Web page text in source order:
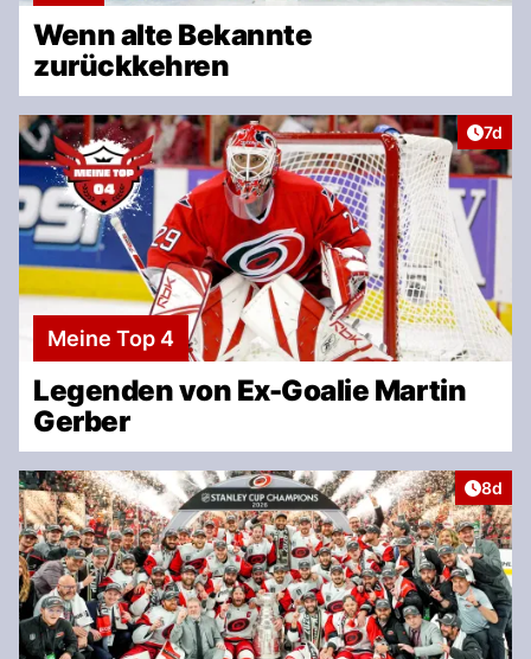
Wenn alte Bekannte
zurückkehren
7d
Meine Top 4
Legenden von Ex-Goalie Martin
Gerber
8d